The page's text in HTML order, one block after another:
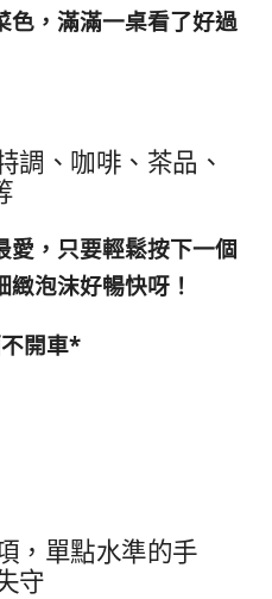
色，滿滿一桌看了好過
調、咖啡、茶品、
愛，只要輕鬆按下一個
泡沫好暢快呀！
開車*
，單點水準的手
守